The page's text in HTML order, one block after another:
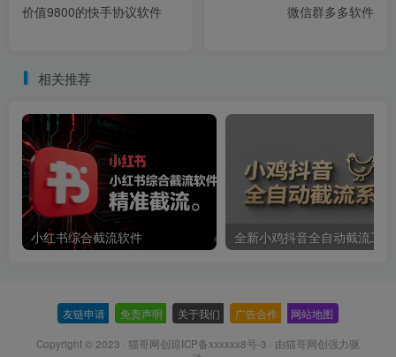
价值9800的快手协议软件
微信群多多软件
相关推荐
小红书综合截流软件 全新小鸡抖音全自动截流工具
友链申请 免责声明 关于我们 广告合作 网站地图
Copyright © 2023 · 猫哥网创琼ICP备xxxxxx8号-3 · 由猫哥网创强力驱